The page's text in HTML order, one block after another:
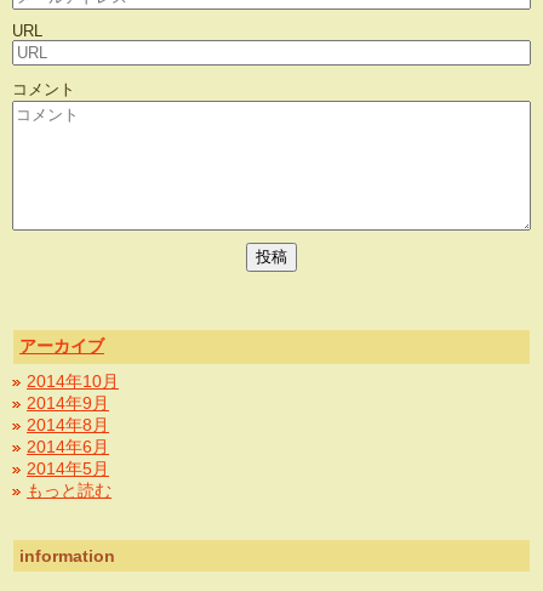
URL
コメント
アーカイブ
2014年10月
2014年9月
2014年8月
2014年6月
2014年5月
もっと読む
information